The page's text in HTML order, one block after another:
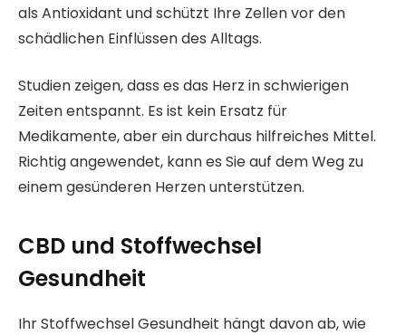
als Antioxidant und schützt Ihre Zellen vor den
schädlichen Einflüssen des Alltags.
Studien zeigen, dass es das Herz in schwierigen
Zeiten entspannt. Es ist kein Ersatz für
Medikamente, aber ein durchaus hilfreiches Mittel.
Richtig angewendet, kann es Sie auf dem Weg zu
einem gesünderen Herzen unterstützen.
CBD und Stoffwechsel
Gesundheit
Ihr Stoffwechsel Gesundheit hängt davon ab, wie